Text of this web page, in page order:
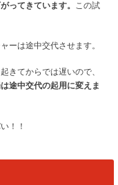
ってきています。
この試
ーは途中交代させます。
きてからでは遅いので、
途中交代の起用に変えま
！！